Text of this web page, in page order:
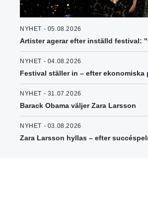
NYHET - 05.08.2026
Artister agerar efter inställd festival:
NYHET - 04.08.2026
Festival ställer in – efter ekonomiska
NYHET - 31.07.2026
Barack Obama väljer Zara Larsson
NYHET - 03.08.2026
Zara Larsson hyllas – efter